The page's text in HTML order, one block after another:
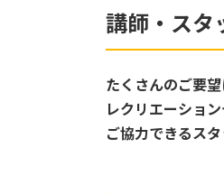
講師・スタ
たくさんのご要望
レクリエーショ
ご協力できるスタ